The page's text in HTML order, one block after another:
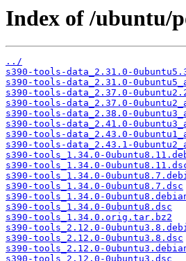
Index of /ubuntu/
../
s390-tools-data_2.31.0-
s390-tools-data_2.31.0-
s390-tools-data_2.37.0-
s390-tools-data_2.37.0-
s390-tools-data_2.38.0-
s390-tools-data_2.41.0-
s390-tools-data_2.43.0-
s390-tools-data_2.43.1-
s390-tools_1.34.0-
s390-tools_1.34.0-
s390-tools_1.34.0-
s390-tools_1.34.0-0ubuntu8.7.dsc
s390-tools_1.34.0-
s390-tools_1.34.0-0ubuntu8.dsc
s390-tools_1.34.0.orig.tar.bz2
s390-tools_2.12.0-
s390-tools_2.12.0-0ubuntu3.8.dsc
s390-tools_2.12.0-
s390-tools_2.12.0-0ubuntu3.dsc